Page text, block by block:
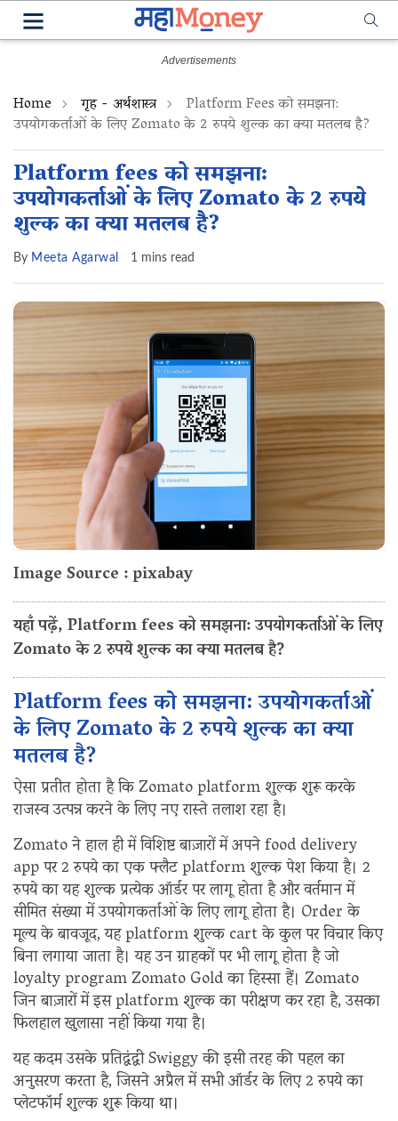
Home गृह - अर्थशास्त्र Platform Fees को समझना:
उपयोगकर्ताओं के लिए Zomato के 2 रुपये शुल्क का क्या मतलब है?
Platform fees को समझना:
उपयोगकर्ताओं के लिए Zomato के 2 रुपये
शुल्क का क्या मतलब है?
By Meeta Agarwal 1 mins read
Image Source : pixabay
यहाँ पढ़ें, Platform fees को समझना: उपयोगकर्ताओं के लिए
Zomato के 2 रुपये शुल्क का क्या मतलब है?
Platform fees को समझना: उपयोगकर्ताओं
के लिए Zomato के 2 रुपये शुल्क का क्या
मतलब है?
ऐसा प्रतीत होता है कि Zomato platform शुल्क शुरू करके
राजस्व उत्पन्न करने के लिए नए रास्ते तलाश रहा है।
Zomato ने हाल ही में विशिष्ट बाज़ारों में अपने food delivery
app पर 2 रुपये का एक फ्लैट platform शुल्क पेश किया है। 2
रुपये का यह शुल्क प्रत्येक ऑर्डर पर लागू होता है और वर्तमान में
सीमित संख्या में उपयोगकर्ताओं के लिए लागू होता है। Order के
मूल्य के बावजूद, यह platform शुल्क cart के कुल पर विचार किए
बिना लगाया जाता है। यह उन ग्राहकों पर भी लागू होता है जो
loyalty program Zomato Gold का हिस्सा हैं। Zomato
जिन बाज़ारों में इस platform शुल्क का परीक्षण कर रहा है, उसका
फिलहाल खुलासा नहीं किया गया है।
यह कदम उसके प्रतिद्वंद्वी Swiggy की इसी तरह की पहल का
अनुसरण करता है, जिसने अप्रैल में सभी ऑर्डर के लिए 2 रुपये का
प्लेटफॉर्म शुल्क शुरू किया था।